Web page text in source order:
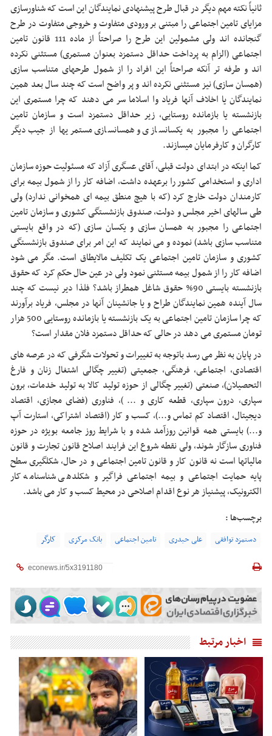
ثانیاً نکته مهم دیگر در قبال طرح پیشنهادی نمایندگان این است که شناورسازی
مزایای تامین اجتماعی را مبتنی بر ورودی متفاوت و خروجی متفاوت در طرح
گنجانده اند ولی مشمولین این طرح را صراحتاً از ماده 111 قانون تامین
اجتماعی (الزام به پرداخت حداقل دستمزد بعنوان مستمری) مستثنی نکرده
اند و طرفه تر آنکه صراحتاً این افراد را از شمول طرحهای متناسب سازی
(همسان سازی) نیز مستثنی نکرده اند و پر واضح است که چند سال بعد همین
نمایندگان یا اخلاف آنها فریاد وا اسلاما سر می دهند که چرا مستمری این
بازنشسته یا بازمانده روستایی، زیر حداقل دستمزد است و سازمان تامین
اجتماعی را مجبور به یکسان‎سازی و همسان‏سازی مستمریها از جیب دیگر
کارگران و کارفرمایان می‎سازند.
کما اینکه در ابتدای دولت قبلی، آقای عسگری آزاد که مسئولیت حوزه سازمان
اداری و استخدامی کشور را برعهده داشت، اضافه کار را از شمول بیمه برای
کارمندان دولت خارج کرد (که با هیچ منطق بیمه ای همخوانی ندارد) ولی
طی سالهای اخیر مجلس و دولت، صندوق بازنشستگی کشوری و سازمان تامین
اجتماعی را مجبور به همسان سازی و یکسان سازی (که در واقع بایستی
متناسب سازی باشد) نموده و می نمایند که این امر برای صندوق بازنشستگی
کشوری و سازمان تامین اجتماعی یک تکلیف مالایطاق است. مگر می شود
اضافه کار را از شمول بیمه مستثنی نمود ولی در عین حال حکم کرد که حقوق
بازنشسته بایستی 90% حقوق شاغل همطراز باشد؟ فلذا دیر نیست که چند
سال آینده همین نمایندگان طراح و یا جانشینان آنها در مجلس، فریاد برآورند
که چرا سازمان تامین اجتماعی به یک بازنشسته یا بازمانده روستایی 500 هزار
تومان مستمری می دهد در حالی که حداقل دستمزد فلان مقدار است؟
در پایان به نظر می رسد باتوجه به تغییرات و تحولات شگرفی که در عرصه های
اقتصادی، اجتماعی، فرهنگی، جمعیتی (تغییر چگالی اشتغال زنان و فارغ
التحصیلان)، صنعتی (تغییر چگالی از حوزه تولید کالا به تولید خدمات، برون
سپاری، درون سپاری، قطعه کاری و ... )، فناوری (فضای مجازی، اقتصاد
دیجیتال، اقتصاد کم تماس و...)، کسب و کار (اقتصاد اشتراکی، استارت آپ
و...) بایستی همه قوانین روزآمد شده و با شرایط روز جامعه بویژه در حوزه
فناوری سازگار شوند، ولی نقطه شروع این فرایند اصلاح قانون تجارت و قانون
مالیاتها است نه قانون کار و قانون تامین اجتماعی و در حال، شکل‎گیری سطح
پایه حمایت اجتماعی و بیمه اجتماعی فراگیر و شکل‎دهی شناسنامه کار
الکترونیک، پیشنیاز هر نوع اقدام اصلاحی در محیط کسب و کار می باشد.
برچسب‌ها :
دستمزد توافقی علی حیدری تامین اجتماعی بانک مرکزی کارگر
اخبار مرتبط